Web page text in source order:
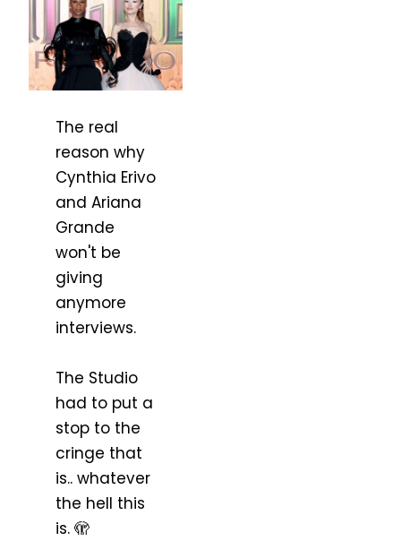
The real
reason why
Cynthia Erivo
and Ariana
Grande
won't be
giving
anymore
interviews.
The Studio
had to put a
stop to the
cringe that
is.. whatever
the hell this
is. 🫣